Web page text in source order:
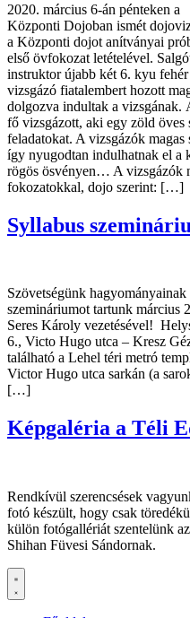
2020. március 6-án pénteken a
Központi Dojoban ismét
a Központi dojot anítványai
első övfokozat letételével.
instruktor újabb két 6. kyu
vizsgázó fiatalembert hozott
dolgozva indultak a
fő vizsgázott, aki egy zöld öves
feladatokat. A vizsgázók
így nyugodtan indulhatnak el a
rögös ösvényen… A vizsgázók
fokozatokkal, dojo szerint: […]
Syllabus
Szövetségünk
szemináriumot tartunk március
Seres Károly vezetésével!
6., Victo Hugo utca – Kresz
található a Lehel téri metró
Victor Hugo utca sarkán (a
[…]
Képgaléria a Téli
Rendkívül szerencsések
fotó készült, hogy csak
külön fotógallériát szentelünk
Shihan Füvesi Sándornak.